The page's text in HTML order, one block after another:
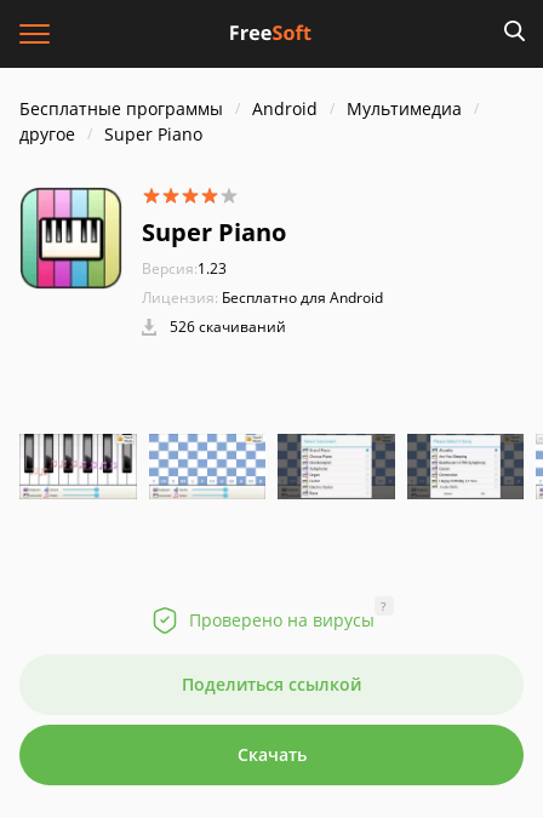
Бесплатные программы Android
Мультимедиа
другое
Super Piano
Super Piano
Версия:1.23
Лицензия: Бесплатно для Android
526 скачиваний
Проверено на вирусы
?
Поделиться ссылкой
Скачать